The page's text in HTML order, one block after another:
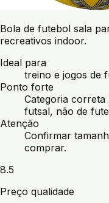
Bola de futebol sala
recreativos indoor.
Ideal para
treino e jogos de
Ponto forte
Categoria correta
futsal, não de
Atenção
Confirmar
comprar.
8.5
Preço qualidade